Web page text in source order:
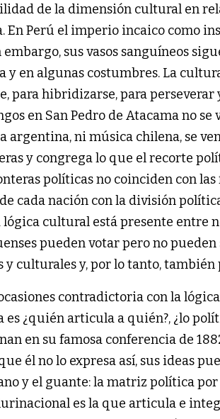
de la dimensión cultural en
Perú el imperio incaico como
sus vasos sanguíneos
y en algunas costumbres. La
para hibridizarse, para perseverar
en San Pedro de Atacama no se
ni música chilena, se
y congrega lo que el recorte
políticas no coinciden con
cada nación con la división
cultural está presente entre
pueden votar pero no
culturales y, por lo tanto, también
contradictoria con la
¿quién articula a quién?, ¿lo
en su famosa conferencia de
él no lo expresa así, sus ideas
y el guante: la matriz política
es la que articula e